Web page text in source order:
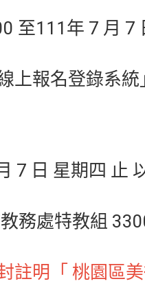
至111年 7 月 7
上報名登錄系統
7 日 星期四 止
務處特教組
註明「 桃園區